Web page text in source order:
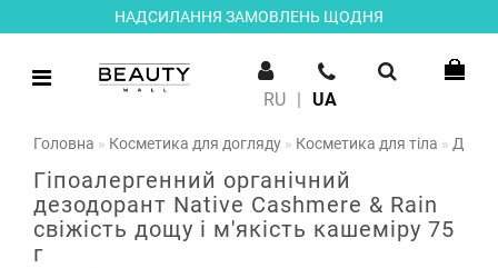
НАДСИЛАННЯ ЗАМОВЛЕНЬ ЩОДНЯ
RU | UA
Головна Косметика для догляду Косметика для тіла
Гіпоалергенний органічний
дезодорант Native Cashmere & Rain
свіжість дощу і м'якість кашеміру 75
г